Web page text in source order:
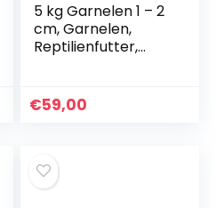
5 kg Garnelen 1 – 2
cm, Garnelen,
Reptilienfutter,
€59,00